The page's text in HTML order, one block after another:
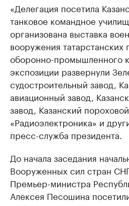
«Делегация посетила
танковое командное
организована выставка
вооружения татарстанских
оборонно-промышленного
экспозиции развернули
судостроительный завод,
авиационный завод,
завод, Казанский
«Радиоэлектроника» и
пресс-служба президента.
До начала заседания
Вооруженных сил стран
Премьер-министра
Алексея Песошина